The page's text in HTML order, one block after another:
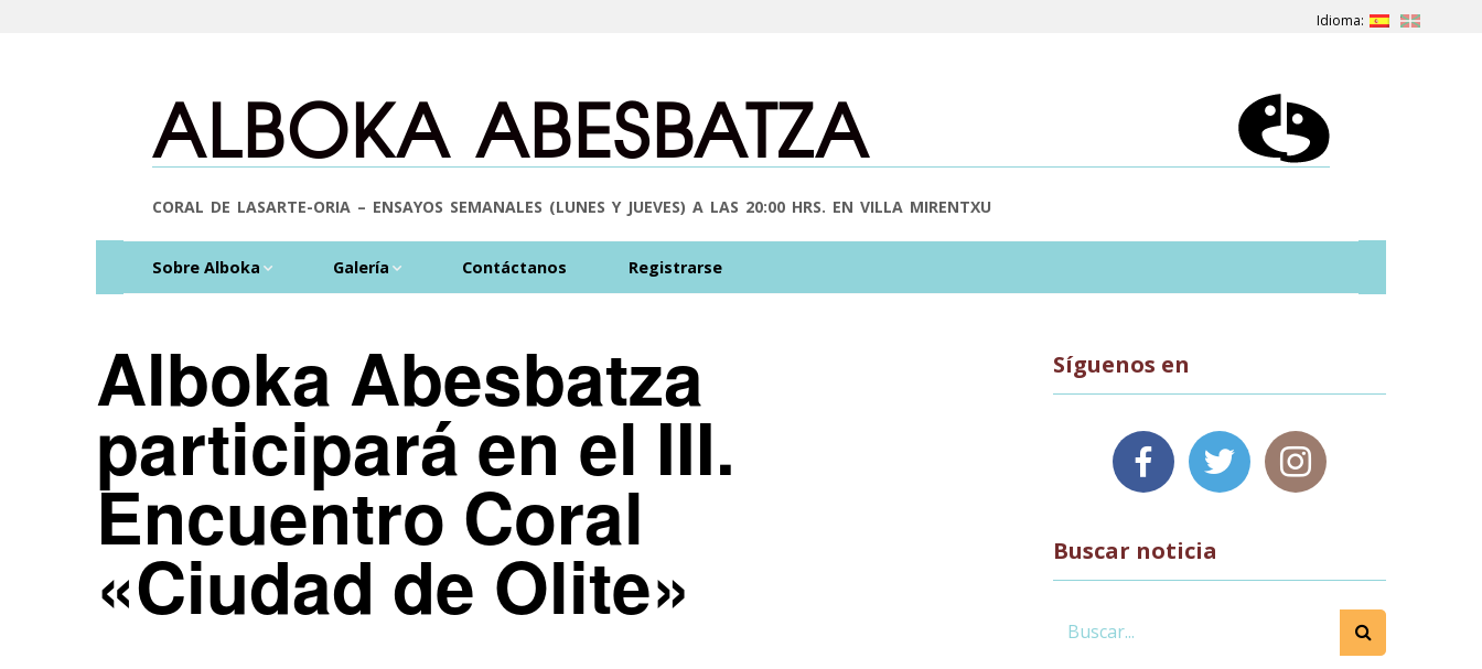
ALBOKA ABESBATZA
CORAL DE LASARTE-ORIA – ENSAYOS SEMANALES (LUNES Y JUEVES) A LAS 20:00 HRS. EN VILLA MIRENTXU
Sobre Alboka
25 años cantando
Coralistas
Socios
Alboka Txiki
Galería
Nuestros videos
Contáctanos Registrarse
Alboka Abesbatza
participará en el III.
Encuentro Coral
«Ciudad de Olite»
Síguenos en
Buscar noticia